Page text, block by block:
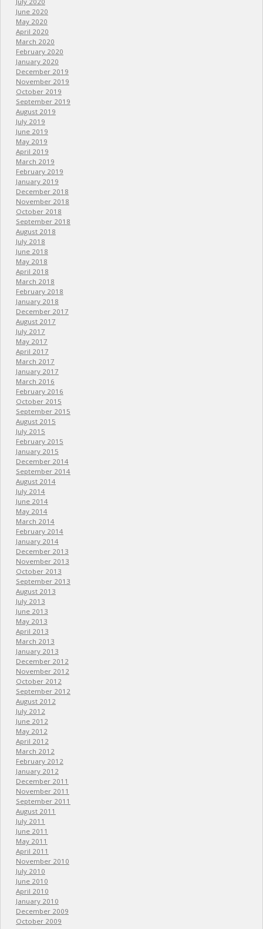
June 2020
May 2020
April 2020
March 2020
February 2020
January 2020
December 2019
November 2019
October 2019
September 2019
August 2019
July 2019
June 2019
May 2019
April 2019
March 2019
February 2019
January 2019
December 2018
November 2018
October 2018
September 2018
August 2018
July 2018
June 2018
May 2018
April 2018
March 2018
February 2018
January 2018
December 2017
August 2017
July 2017
May 2017
April 2017
March 2017
January 2017
March 2016
February 2016
October 2015
September 2015
August 2015
July 2015
February 2015
January 2015
December 2014
September 2014
August 2014
July 2014
June 2014
May 2014
March 2014
February 2014
January 2014
December 2013
November 2013
October 2013
September 2013
August 2013
July 2013
June 2013
May 2013
April 2013
March 2013
January 2013
December 2012
November 2012
October 2012
September 2012
August 2012
July 2012
June 2012
May 2012
April 2012
March 2012
February 2012
January 2012
December 2011
November 2011
September 2011
August 2011
July 2011
June 2011
May 2011
April 2011
November 2010
July 2010
June 2010
April 2010
January 2010
December 2009
October 2009